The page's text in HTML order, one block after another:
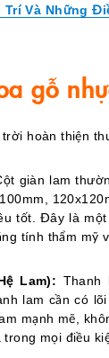
Trí Và Những
gỗ
hoàn thiện
giàn lam
tốt. Đây là
tính thẩm mỹ
Lam): Thanh
lam cần có
mạnh mẽ,
mọi điều